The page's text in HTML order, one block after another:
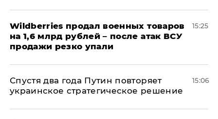
​Wildberries продал военных товаров
на 1,6 млрд рублей – после атак ВСУ
продажи резко упали
15:25
Спустя два года Путин повторяет
украинское стратегическое решение
15:06